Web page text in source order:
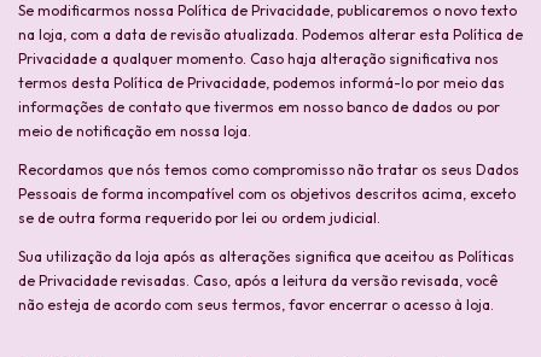
Se modificarmos nossa Política de Privacidade, publicaremos o novo texto
na loja, com a data de revisão atualizada. Podemos alterar esta Política de
Privacidade a qualquer momento. Caso haja alteração significativa nos
termos desta Política de Privacidade, podemos informá-lo por meio das
informações de contato que tivermos em nosso banco de dados ou por
meio de notificação em nossa loja.
Recordamos que nós temos como compromisso não tratar os seus Dados
Pessoais de forma incompatível com os objetivos descritos acima, exceto
se de outra forma requerido por lei ou ordem judicial.
Sua utilização da loja após as alterações significa que aceitou as Políticas
de Privacidade revisadas. Caso, após a leitura da versão revisada, você
não esteja de acordo com seus termos, favor encerrar o acesso à loja.